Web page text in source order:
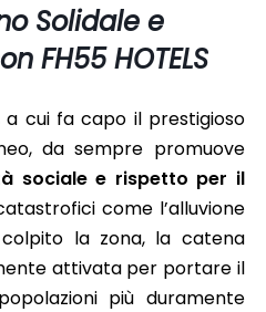
Solidale e
FH55 HOTELS
a cui fa capo il prestigioso
da sempre promuove
sociale e rispetto per il
come l’alluvione
la zona, la catena
attivata per portare il
più duramente